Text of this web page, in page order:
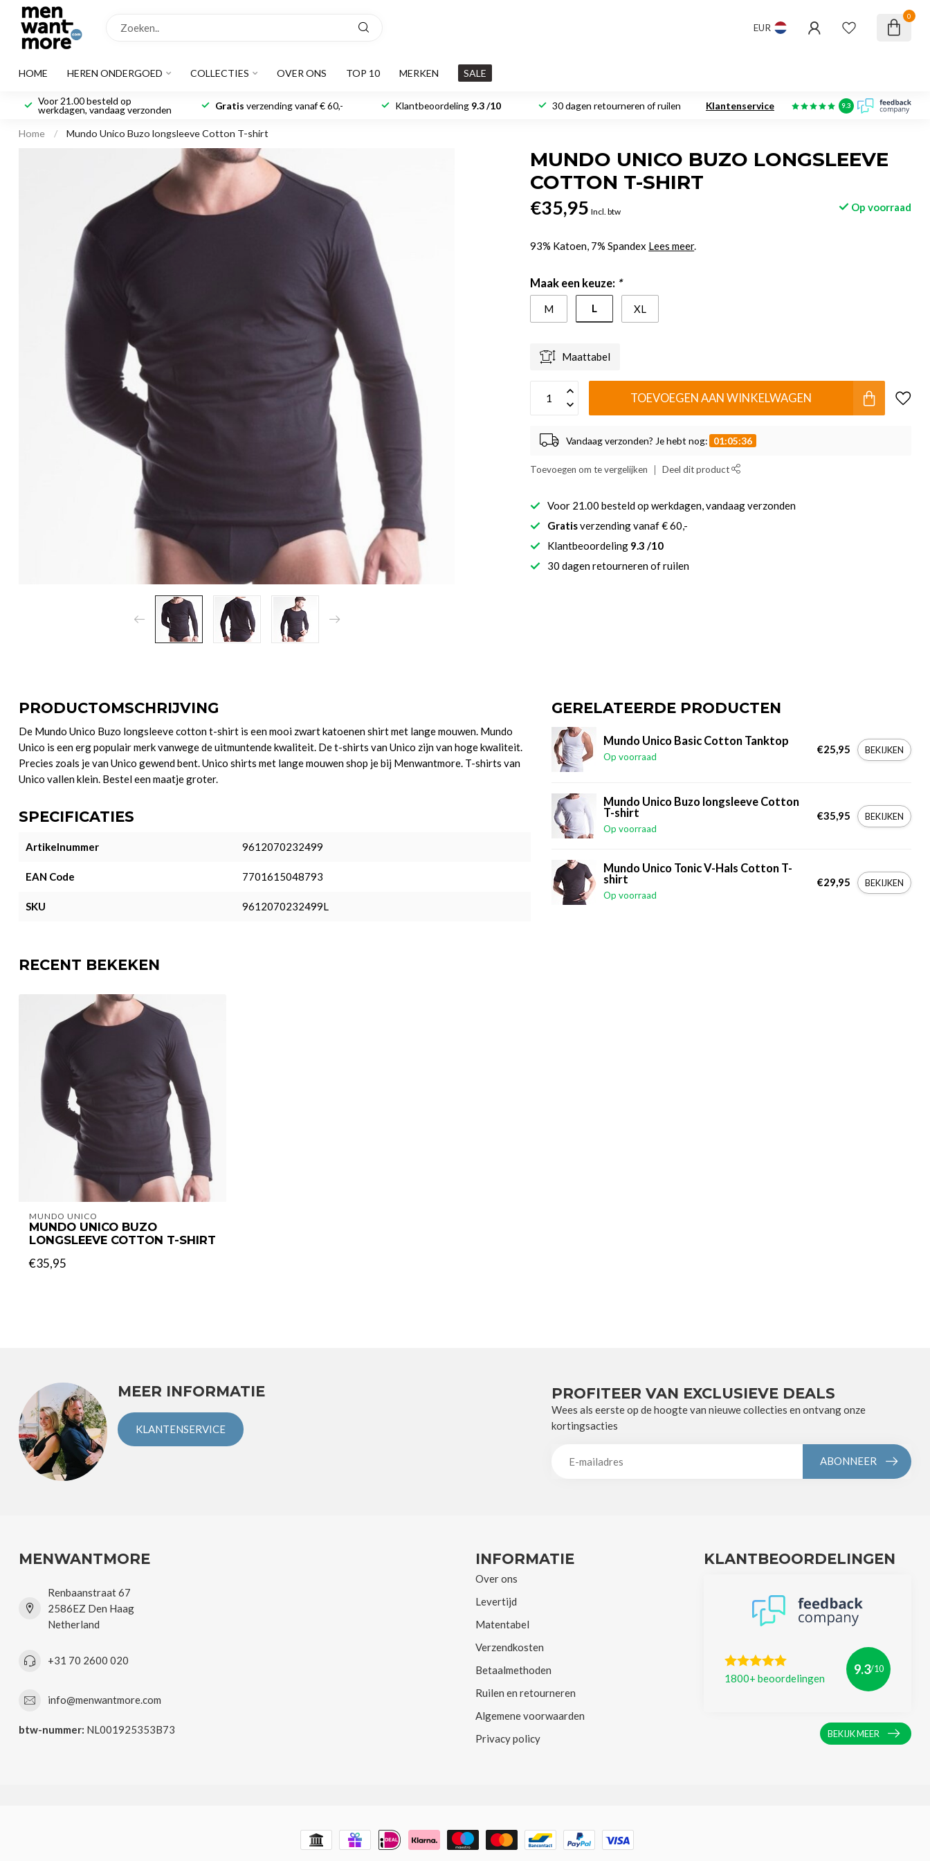
EUR
0
HOME HEREN ONDERGOED COLLECTIES OVER ONS TOP 10 MERKEN SALE
Voor 21.00 besteld op
werkdagen, vandaag verzonden Gratis verzending vanaf € 60,- Klantbeoordeling 9.3 /10 30 dagen retourneren of ruilen Klantenservice 9.3
Home / Mundo Unico Buzo longsleeve Cotton T-shirt
MUNDO UNICO BUZO LONGSLEEVE
COTTON T-SHIRT
€35,95 Incl. btw Op voorraad
93% Katoen, 7% Spandex Lees meer.
Maak een keuze: *
M L XL
Maattabel
TOEVOEGEN AAN WINKELWAGEN
Vandaag verzonden? Je hebt nog: 01:05:35
Toevoegen om te vergelijken Deel dit product
Voor 21.00 besteld op werkdagen, vandaag verzonden
Gratisverzending vanaf € 60,-
Klantbeoordeling 9.3 /10
30 dagen retourneren of ruilen
PRODUCTOMSCHRIJVING
De Mundo Unico Buzo longsleeve cotton t-shirt is een mooi zwart katoenen shirt met lange mouwen. Mundo
Unico is een erg populair merk vanwege de uitmuntende kwaliteit. De t-shirts van Unico zijn van hoge kwaliteit.
Precies zoals je van Unico gewend bent. Unico shirts met lange mouwen shop je bij Menwantmore. T-shirts van
Unico vallen klein. Bestel een maatje groter.
SPECIFICATIES
Artikelnummer 9612070232499
EAN Code 7701615048793
SKU 9612070232499L
GERELATEERDE PRODUCTEN
Mundo Unico Basic Cotton Tanktop
Op voorraad
€25,95 BEKIJKEN
Mundo Unico Buzo longsleeve Cotton
T-shirt
Op voorraad
€35,95 BEKIJKEN
Mundo Unico Tonic V-Hals Cotton T-
shirt
Op voorraad
€29,95 BEKIJKEN
RECENT BEKEKEN
MUNDO UNICO
MUNDO UNICO BUZO
LONGSLEEVE COTTON T-SHIRT
€35,95
MEER INFORMATIE
KLANTENSERVICE
PROFITEER VAN EXCLUSIEVE DEALS
Wees als eerste op de hoogte van nieuwe collecties en ontvang onze
kortingsacties
ABONNEER
MENWANTMORE
Renbaanstraat 67
2586EZ Den Haag
Netherland
+31 70 2600 020
info@menwantmore.com
btw-nummer: NL001925353B73
INFORMATIE
Over ons
Levertijd
Matentabel
Verzendkosten
Betaalmethoden
Ruilen en retourneren
Algemene voorwaarden
Privacy policy
KLANTBEOORDELINGEN
1800+ beoordelingen
9.3/10
BEKIJK MEER